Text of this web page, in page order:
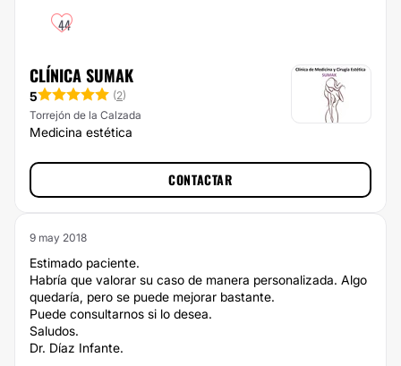
44
CLÍNICA SUMAK
5 (2)
Torrejón de la Calzada
Medicina estética
CONTACTAR
9 may 2018
Estimado paciente.
Habría que valorar su caso de manera personalizada. Algo
quedaría, pero se puede mejorar bastante.
Puede consultarnos si lo desea.
Saludos.
Dr. Díaz Infante.